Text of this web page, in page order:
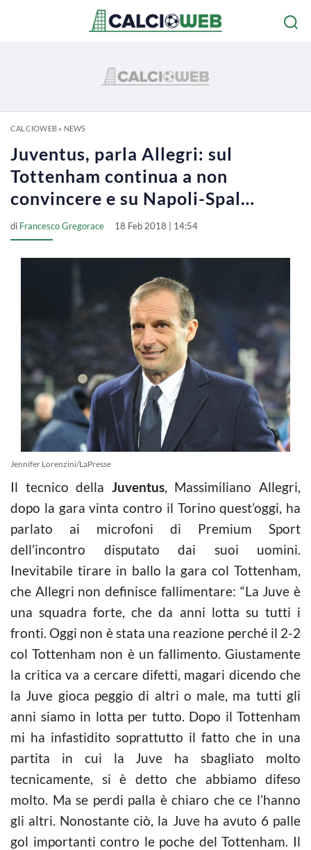
CALCIOWEB» NEWS
Juventus, parla Allegri: sul
Tottenham continua a non
convincere e su Napoli-Spal…
di Francesco Gregorace 18 Feb 2018 | 14:54
Jennifer Lorenzini/LaPresse
Il tecnico della Juventus, Massimiliano Allegri,
dopo la gara vinta contro il Torino quest’oggi, ha
parlato ai microfoni di Premium Sport
dell’incontro disputato dai suoi uomini.
Inevitabile tirare in ballo la gara col Tottenham,
che Allegri non definisce fallimentare: “La Juve è
una squadra forte, che da anni lotta su tutti i
fronti. Oggi non è stata una reazione perché il 2-2
col Tottenham non è un fallimento. Giustamente
la critica va a cercare difetti, magari dicendo che
la Juve gioca peggio di altri o male, ma tutti gli
anni siamo in lotta per tutto. Dopo il Tottenham
mi ha infastidito soprattutto il fatto che in una
partita in cui la Juve ha sbagliato molto
tecnicamente, si è detto che abbiamo difeso
molto. Ma se perdi palla è chiaro che ce l’hanno
gli altri. Nonostante ciò, la Juve ha avuto 6 palle
gol importanti contro le poche del Tottenham. Il